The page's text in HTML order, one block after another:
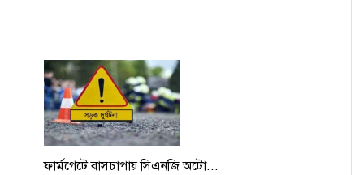
ফার্মগেটে বাসচাপায় সিএনজি অটো...